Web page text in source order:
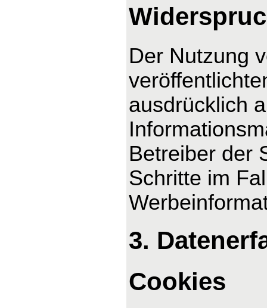
Der Nutzung
ausdrücklich
Betreiber der
Schritte im
3.
Cookies